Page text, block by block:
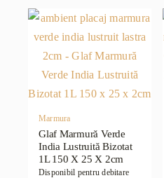
Marmura
Glaf Marmură Verde
India Lustruită Bizotat
1L 150 X 25 X 2cm
Disponibil pentru debitare